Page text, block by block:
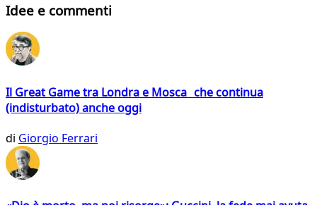
Idee e commenti
Il Great Game tra Londra e Mosca che continua
(indisturbato) anche oggi
di Giorgio Ferrari